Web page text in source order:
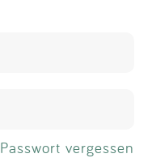
Passwort vergessen